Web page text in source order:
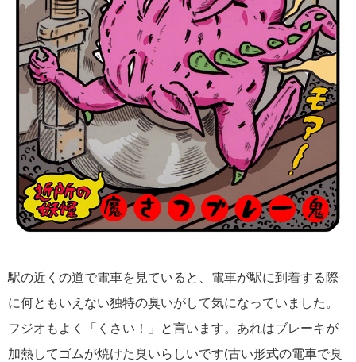
駅の近くの道で電車を見ていると、電車が駅に到着する際
に何ともいえない独特の臭いがして気になっていました。
フジオもよく「くさい！」と言います。あれはブレーキが
加熱してゴムが焼けた臭いらしいです(古い形式の電車で臭